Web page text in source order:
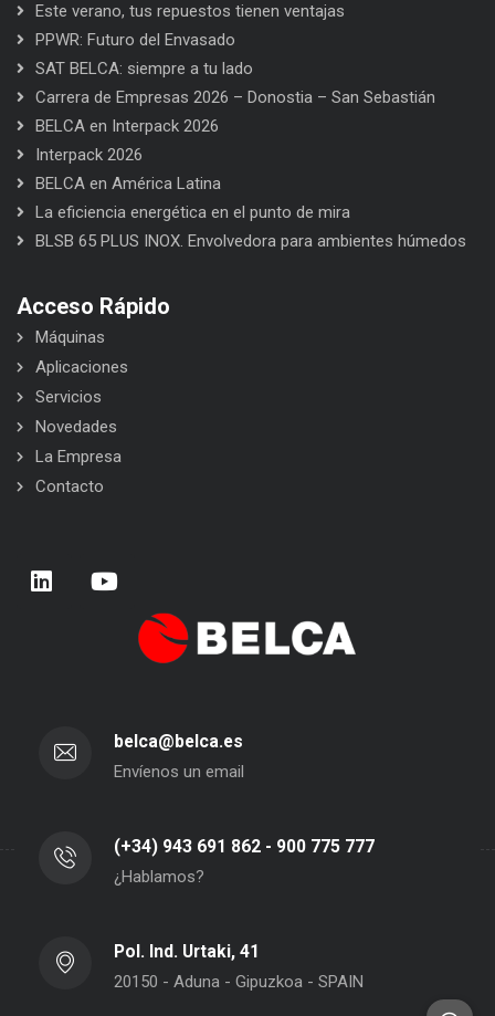
Este verano, tus repuestos tienen ventajas
PPWR: Futuro del Envasado
SAT BELCA: siempre a tu lado
Carrera de Empresas 2026 – Donostia – San Sebastián
BELCA en Interpack 2026
Interpack 2026
BELCA en América Latina
La eficiencia energética en el punto de mira
BLSB 65 PLUS INOX. Envolvedora para ambientes húmedos
Acceso Rápido
Máquinas
Aplicaciones
Servicios
Novedades
La Empresa
Contacto
belca@belca.es
Envíenos un email
(+34) 943 691 862 - 900 775 777
¿Hablamos?
Pol. Ind. Urtaki, 41
20150 - Aduna - Gipuzkoa - SPAIN